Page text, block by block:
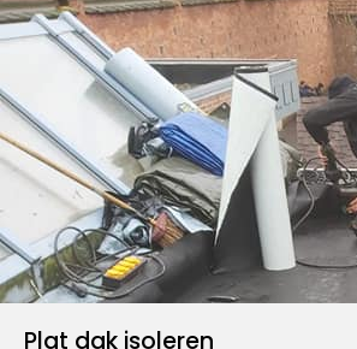
Plat dak isoleren